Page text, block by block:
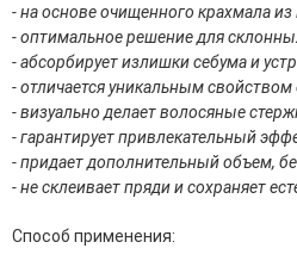
Спреи для лица
Средства для умывания
Сыворотки, эликсиры,
эссенции для лица
Уход для губ
Уход для кожи вокруг глаз
Флюиды для лица
Для Тела
- на основе очищенного крахмала из
- оптимальное решение для
- абсорбирует излишки себума и
- отличается уникальным
- визуально делает волосяные
- гарантирует привлекательный
- придает дополнительный объем,
- не склеивает пряди и сохраняет
Способ применения: